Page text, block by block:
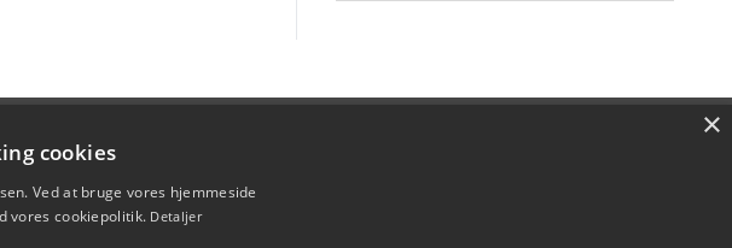
×
cookies
Ved at bruge vores hjemmeside
vores cookiepolitik. Detaljer